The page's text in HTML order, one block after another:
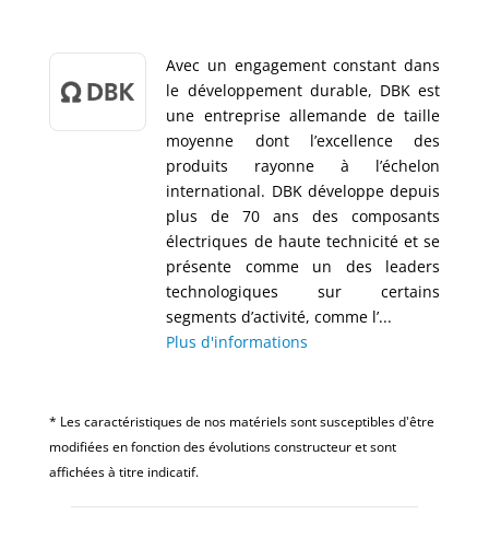
Avec un engagement constant dans
le développement durable, DBK est
une entreprise allemande de taille
moyenne dont l’excellence des
produits rayonne à l’échelon
international. DBK développe depuis
plus de 70 ans des composants
électriques de haute technicité et se
présente comme un des leaders
technologiques sur certains
segments d’activité, comme l’...
Plus d'informations
* Les caractéristiques de nos matériels sont susceptibles d'être
modifiées en fonction des évolutions constructeur et sont
affichées à titre indicatif.